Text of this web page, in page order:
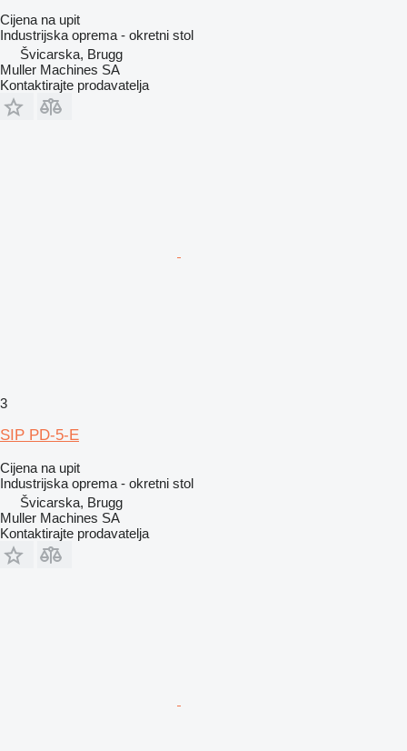
Cijena na upit
Industrijska oprema - okretni stol
Švicarska, Brugg
Muller Machines SA
Kontaktirajte prodavatelja
3
SIP PD-5-E
Cijena na upit
Industrijska oprema - okretni stol
Švicarska, Brugg
Muller Machines SA
Kontaktirajte prodavatelja